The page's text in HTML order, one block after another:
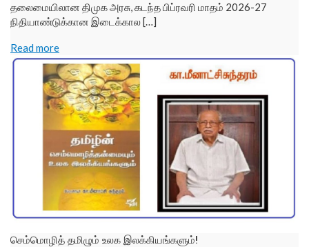
தலைமையிலான திமுக அரசு, கடந்த பிப்ரவரி மாதம் 2026-27
நிதியாண்டுக்கான இடைக்கால […]
Read more
செம்மொழித் தமிழும் உலக இலக்கியங்களும்!